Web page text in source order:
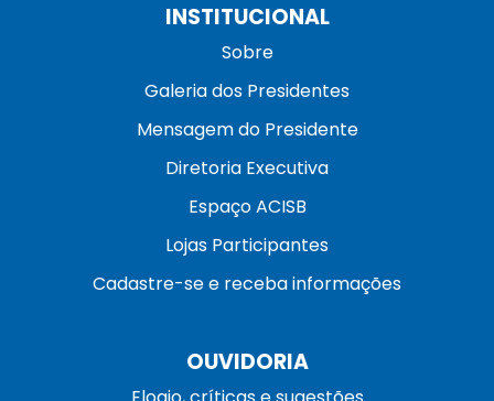
INSTITUCIONAL
Sobre
Galeria dos Presidentes
Mensagem do Presidente
Diretoria Executiva
Espaço ACISB
Lojas Participantes
Cadastre-se e receba informações
OUVIDORIA